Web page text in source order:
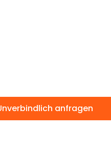
anfragen